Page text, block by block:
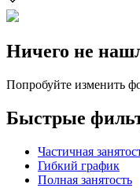
Ничего не
Попробуйте изменить
Быстрые
Частичная
Гибкий график
Полная занятость